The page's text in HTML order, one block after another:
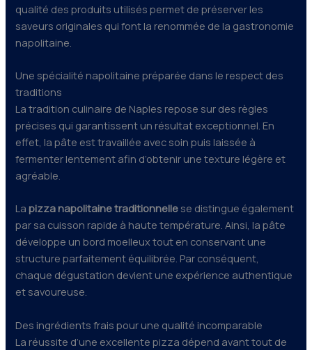
qualité des produits utilisés permet de préserver les
saveurs originales qui font la renommée de la gastronomie
napolitaine.
Une spécialité napolitaine préparée dans le respect des
traditions
La tradition culinaire de Naples repose sur des règles
précises qui garantissent un résultat exceptionnel. En
effet, la pâte est travaillée avec soin puis laissée à
fermenter lentement afin d’obtenir une texture légère et
agréable.
Lapizza napolitaine traditionnelle se distingue également
par sa cuisson rapide à haute température. Ainsi, la pâte
développe un bord moelleux tout en conservant une
structure parfaitement équilibrée. Par conséquent,
chaque dégustation devient une expérience authentique
et savoureuse.
Des ingrédients frais pour une qualité incomparable
La réussite d’une excellente pizza dépend avant tout de